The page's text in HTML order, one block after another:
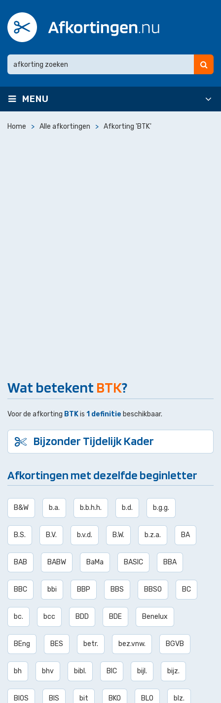
MENU
Home Alle afkortingen Afkorting 'BTK'
Wat betekent BTK?
Voor de afkorting BTKis 1 definitie beschikbaar.
Bijzonder Tijdelijk Kader
Afkortingen met dezelfde beginletter
B&W b.a. b.b.h.h. b.d. b.g.g.
B.S. B.V. b.v.d. B.W. b.z.a. BA
BAB BABW BaMa BASIC BBA
BBC bbi BBP BBS BBSO BC
bc. bcc BDD BDE Benelux
BEng BES betr. bez.vnw. BGVB
bh bhv bibl. BIC bijl. bijz.
BIOS BIS bit BKO BLO blz.